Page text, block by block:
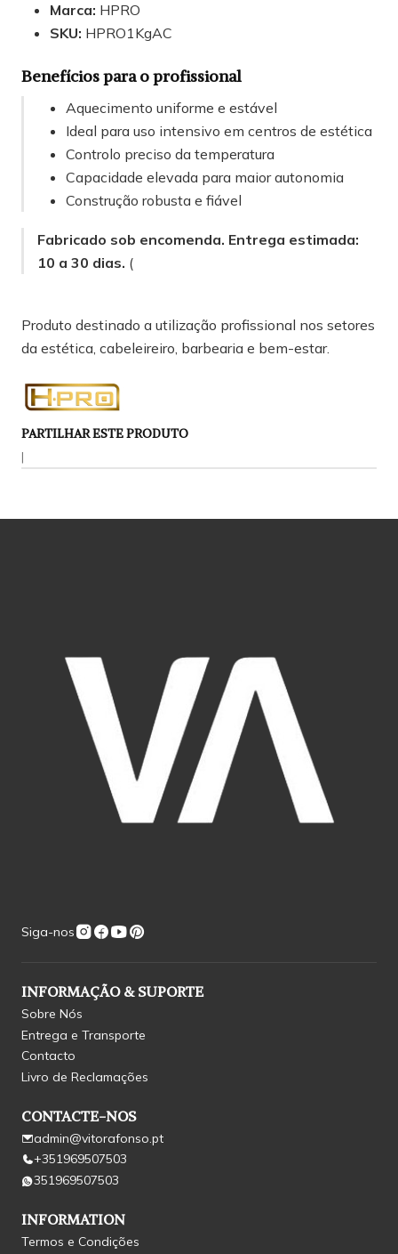
Marca: HPRO
SKU: HPRO1KgAC
Benefícios para o profissional
Aquecimento uniforme e estável
Ideal para uso intensivo em centros de estética
Controlo preciso da temperatura
Capacidade elevada para maior autonomia
Construção robusta e fiável
Fabricado sob encomenda. Entrega estimada:
10 a 30 dias. (
Produto destinado a utilização profissional nos setores
da estética, cabeleireiro, barbearia e bem-estar.
PARTILHAR ESTE PRODUTO
|
Siga-nos
INFORMAÇÃO & SUPORTE
Sobre Nós
Entrega e Transporte
Contacto
Livro de Reclamações
CONTACTE-NOS
admin@vitorafonso.pt
+351969507503
351969507503
INFORMATION
Termos e Condições